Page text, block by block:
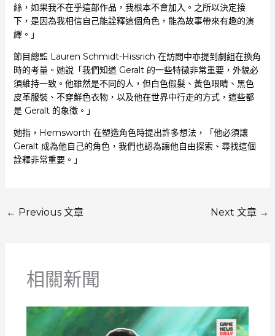
絲，如果我不在乎這部作品，我根本不會加入。之所以決定接
下，是因為我相信自己能詮釋這個角色，能為故事帶來有趣的演
繹。」
節目總監 Lauren Schmidt-Hissrich 在訪問中亦提到劇組在換角
時的考量。她說「我們知道 Geralt 的一些特徵非常重要，外貌必
須維持一致。他雖然是不同的人，但白色假髮、黃色眼睛、黑色
皮革服裝、不穿鮮色衣物，以及他在世界中行走的方式，這些都
是 Geralt 的象徵。」
她指，Hemsworth 在塑造角色時提出許多想法，「他必須讓
Geralt 成為他自己的角色，我們也認為讓他自由探索、尋找這個
詮釋非常重要。」
← Previous 文章 Next 文章 →
相關新聞